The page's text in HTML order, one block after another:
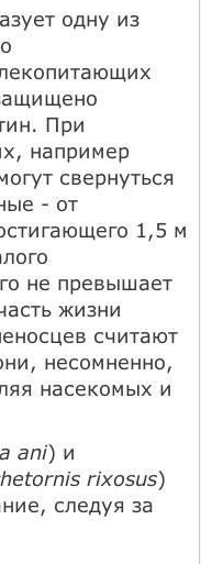
одну из
При
например
свернуться
- от
1,5 м
не превышает
жизни
считают
несомненно,
насекомых и
ani) и
rixosus)
следуя за